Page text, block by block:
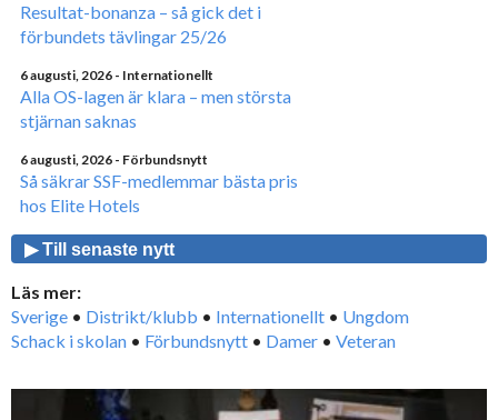
Resultat-bonanza – så gick det i
förbundets tävlingar 25/26
6 augusti, 2026 - Internationellt
Alla OS-lagen är klara – men största
stjärnan saknas
6 augusti, 2026 - Förbundsnytt
Så säkrar SSF-medlemmar bästa pris
hos Elite Hotels
▶ Till senaste nytt
Läs mer:
Sverige • Distrikt/klubb • Internationellt • Ungdom
Schack i skolan • Förbundsnytt • Damer • Veteran